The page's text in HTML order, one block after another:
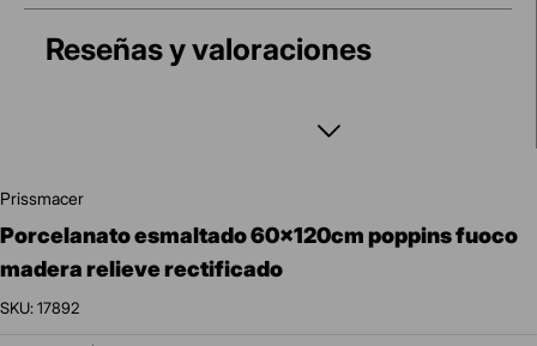
Reseñas y valoraciones
prissmacer
porcelanato esmaltado 60x120cm poppins fuoco
madera relieve rectificado
:17892